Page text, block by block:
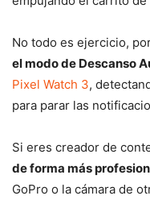
No todo es ejercicio,
el modo de Descanso
Pixel Watch 3,
para parar las
Si eres creador de
de forma más
GoPro o la cámara de